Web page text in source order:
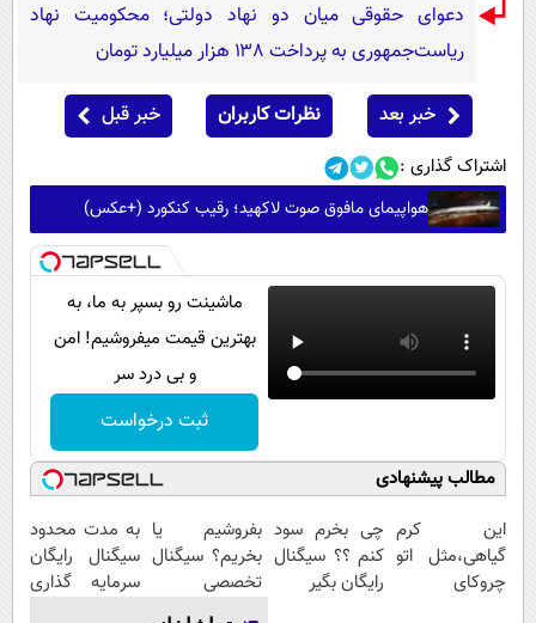
دعوای حقوقی میان دو نهاد دولتی؛ محکومیت نهاد
ریاست‌جمهوری به پرداخت ۱۳۸ هزار میلیارد تومان
خبر بعد نظرات کاربران خبر قبل
اشتراک گذاری :
هواپیمای مافوق صوت لاکهید؛ رقیب کنکورد (+عکس)
ماشینت رو بسپر به ما، به
بهترین قیمت میفروشیم! امن
و بی درد سر
ثبت درخواست
مطالب پیشنهادی
این کرم
گیاهی،مثل اتو
چروکای
چی بخرم سود
کنم ؟؟ سیگنال
رایگان بگیر
بفروشیم یا
بخریم؟ سیگنال
تخصصی
دریافت کن (
به مدت محدود
سیگنال رایگان
سرمایه گذاری